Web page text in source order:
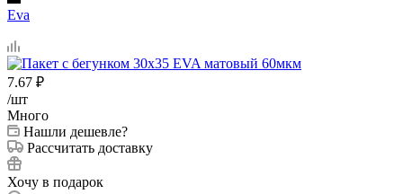
Eva
7.67 ₽
/шт
Много
Нашли дешевле?
Рассчитать доставку
Хочу в подарок